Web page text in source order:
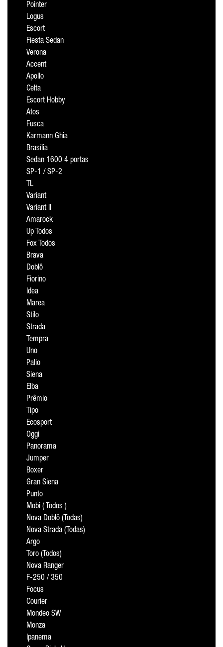
Pointer
Logus
Escort
Fiesta Sedan
Verona
Accent
Apollo
Celta
Escort Hobby
Atos
Fusca
Karmann Ghia
Brasília
Sedan 1600 4 portas
SP-1 / SP-2
TL
Variant
Variant II
Amarock
Up Todos
Fox Todos
Brava
Doblô
Fiorino
Idea
Marea
Stilo
Strada
Tempra
Uno
Palio
Siena
Elba
Prêmio
Tipo
Ecosport
Oggi
Panorama
Jumper
Boxer
Gran Siena
Punto
Mobi ( Todos )
Nova Doblô (Todas)
Nova Strada (Todas)
Argo
Toro (Todos)
Nova Ranger
F-250 / 350
Focus
Courier
Mondeo SW
Monza
Ipanema